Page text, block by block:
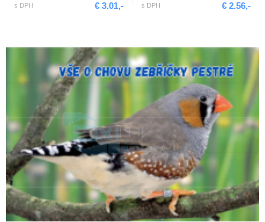
s DPH € 3.01,- s DPH € 2.56,-